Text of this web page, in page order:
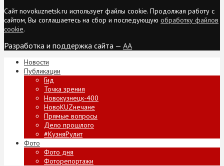
Сайт novokuznetsk.ru использует файлы cookie. Продолжая работу с
сайтом, Вы соглашаетесь на сбор и последующую обработку файлов
cookie.
Разработка и поддержка сайта — AA
Новости
Публикации
Гид
Точка зрения
Новокузнецк-400
НовоKUZнечане
Прямые вопросы
Дело прошлого
#КузняРулит
Фото
Фото дня
Фоторепортажи